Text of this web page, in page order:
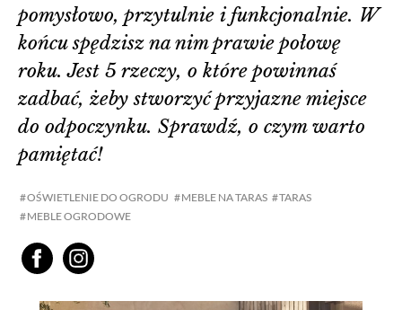
OŚWIETLENIE DO OGRODU MEBLE NA TARAS
TARAS
MEBLE OGRODOWE
pomysłowo, przytulnie i funkcjonalnie. W
końcu spędzisz na nim prawie połowę
roku. Jest 5 rzeczy, o które powinnaś
zadbać, żeby stworzyć przyjazne miejsce
do odpoczynku. Sprawdź, o czym warto
pamiętać!